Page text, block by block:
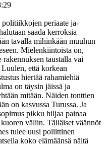
periaate ja-
saada kerroksia
tavalla mihinkään muuhun
Mielenkiintoista on,
taustalla vai
että korkean
hiertää rahamiehiä
on täysin jäissä ja
mitään. Näiden tonttien
on kasvussa Turussa. Ja
pikku hiljaa painaa
väliin. Tälläiset väännöt
tulee uusi poliittinen
koko elämäänsä näitä